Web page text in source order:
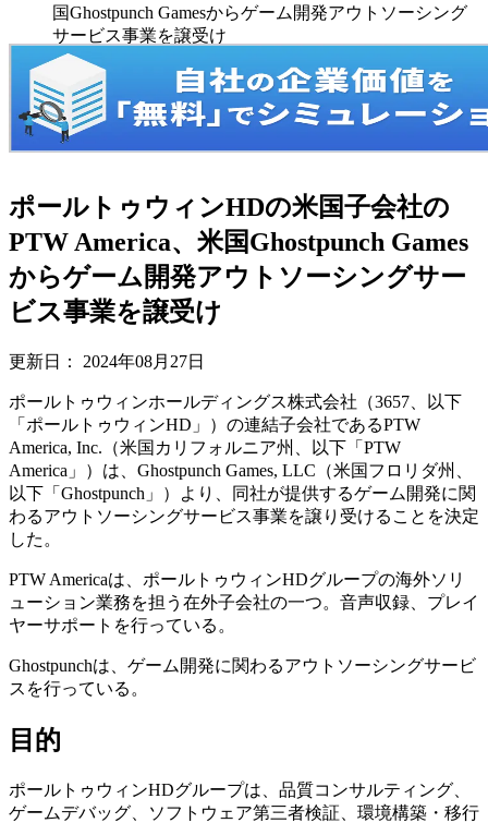
国Ghostpunch Gamesからゲーム開発アウトソーシング
サービス事業を譲受け
ポールトゥウィンHDの米国子会社の
PTW America、米国Ghostpunch Games
からゲーム開発アウトソーシングサー
ビス事業を譲受け
更新日： 2024年08月27日
ポールトゥウィンホールディングス株式会社（3657、以下
「ポールトゥウィンHD」）の連結子会社であるPTW
America, Inc.（米国カリフォルニア州、以下「PTW
America」）は、Ghostpunch Games, LLC（米国フロリダ州、
以下「Ghostpunch」）より、同社が提供するゲーム開発に関
わるアウトソーシングサービス事業を譲り受けることを決定
した。
PTW Americaは、ポールトゥウィンHDグループの海外ソリ
ューション業務を担う在外子会社の一つ。音声収録、プレイ
ヤーサポートを行っている。
Ghostpunchは、ゲーム開発に関わるアウトソーシングサービ
スを行っている。
目的
ポールトゥウィンHDグループは、品質コンサルティング、
ゲームデバッグ、ソフトウェア第三者検証、環境構築・移行